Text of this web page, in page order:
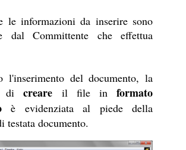
le informazioni da inserire sono
dal Committente che effettua
l'inserimento del documento, la
dicreare il file informato
è evidenziata al piede della
testata documento.